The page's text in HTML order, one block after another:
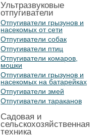
Ультразвуковые
отпугиватели
Отпугиватели грызунов и
насекомых от сети
Отпугиватели собак
Отпугиватели птиц
Отпугиватели комаров,
мошки
Отпугиватели грызунов и
насекомых на батарейках
Отпугиватели змей
Отпугиватели тараканов
Садовая и
сельскохозяйственная
техника